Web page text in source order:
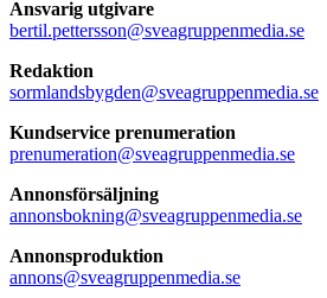
Ansvarig utgivare
bertil.pettersson@sveagruppenmedia.se
Redaktion
sormlandsbygden@sveagruppenmedia.se
Kundservice prenumeration
prenumeration@sveagruppenmedia.se
Annonsförsäljning
annonsbokning@sveagruppenmedia.se
Annonsproduktion
annons@sveagruppenmedia.se